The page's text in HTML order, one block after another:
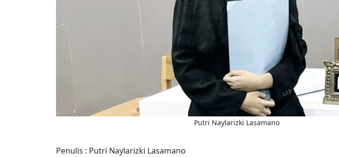
Putri Naylarizki Lasamano
Penulis : Putri Naylarizki Lasamano